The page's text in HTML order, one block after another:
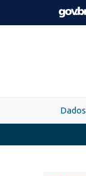
Skip to main content
Dados